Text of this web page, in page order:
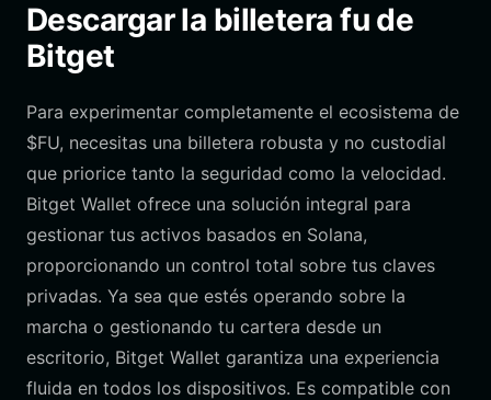
Descargar la billetera fu de
Bitget
Para experimentar completamente el ecosistema de
$FU, necesitas una billetera robusta y no custodial
que priorice tanto la seguridad como la velocidad.
Bitget Wallet ofrece una solución integral para
gestionar tus activos basados en Solana,
proporcionando un control total sobre tus claves
privadas. Ya sea que estés operando sobre la
marcha o gestionando tu cartera desde un
escritorio, Bitget Wallet garantiza una experiencia
fluida en todos los dispositivos. Es compatible con